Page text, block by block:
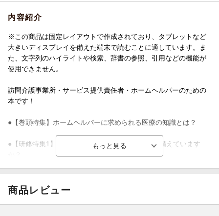
内容紹介
※この商品は固定レイアウトで作成されており、タブレットなど
大きいディスプレイを備えた端末で読むことに適しています。ま
た、文字列のハイライトや検索、辞書の参照、引用などの機能が
使用できません。
訪問介護事業所・サービス提供責任者・ホームヘルパーのための
本です！
●【巻頭特集】ホームヘルパーに求められる医療の知識とは？
●【研修特集1】現場で慌てないために 緊急時に備えています
こと
商品レビュー